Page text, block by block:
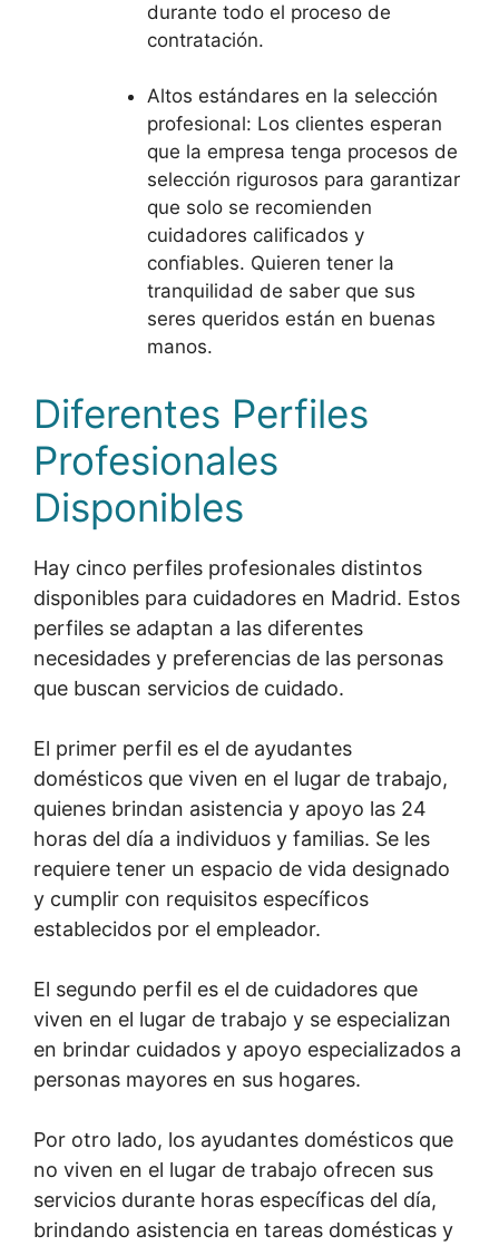
durante todo el proceso de
contratación.
Altos estándares en la selección
profesional: Los clientes esperan
que la empresa tenga procesos de
selección rigurosos para garantizar
que solo se recomienden
cuidadores calificados y
confiables. Quieren tener la
tranquilidad de saber que sus
seres queridos están en buenas
manos.
Diferentes Perfiles
Profesionales
Disponibles
Hay cinco perfiles profesionales distintos
disponibles para cuidadores en Madrid. Estos
perfiles se adaptan a las diferentes
necesidades y preferencias de las personas
que buscan servicios de cuidado.
El primer perfil es el de ayudantes
domésticos que viven en el lugar de trabajo,
quienes brindan asistencia y apoyo las 24
horas del día a individuos y familias. Se les
requiere tener un espacio de vida designado
y cumplir con requisitos específicos
establecidos por el empleador.
El segundo perfil es el de cuidadores que
viven en el lugar de trabajo y se especializan
en brindar cuidados y apoyo especializados a
personas mayores en sus hogares.
Por otro lado, los ayudantes domésticos que
no viven en el lugar de trabajo ofrecen sus
servicios durante horas específicas del día,
brindando asistencia en tareas domésticas y